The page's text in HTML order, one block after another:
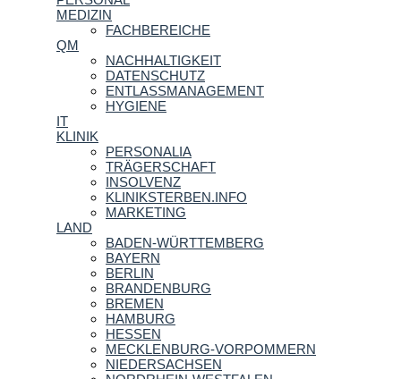
MEDIZIN
FACHBEREICHE
QM
NACHHALTIGKEIT
DATENSCHUTZ
ENTLASSMANAGEMENT
HYGIENE
IT
KLINIK
PERSONALIA
TRÄGERSCHAFT
INSOLVENZ
KLINIKSTERBEN.INFO
MARKETING
LAND
BADEN-WÜRTTEMBERG
BAYERN
BERLIN
BRANDENBURG
BREMEN
HAMBURG
HESSEN
MECKLENBURG-VORPOMMERN
NIEDERSACHSEN